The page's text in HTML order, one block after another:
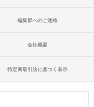
編集部へのご連絡
会社概要
特定商取引法に基づく表示